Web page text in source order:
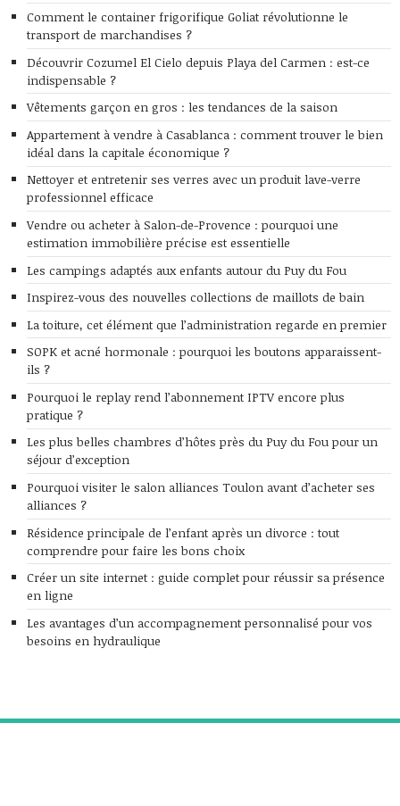
Comment le container frigorifique Goliat révolutionne le
transport de marchandises ?
Découvrir Cozumel El Cielo depuis Playa del Carmen : est-ce
indispensable ?
Vêtements garçon en gros : les tendances de la saison
Appartement à vendre à Casablanca : comment trouver le bien
idéal dans la capitale économique ?
Nettoyer et entretenir ses verres avec un produit lave-verre
professionnel efficace
Vendre ou acheter à Salon-de-Provence : pourquoi une
estimation immobilière précise est essentielle
Les campings adaptés aux enfants autour du Puy du Fou
Inspirez-vous des nouvelles collections de maillots de bain
La toiture, cet élément que l’administration regarde en premier
SOPK et acné hormonale : pourquoi les boutons apparaissent-
ils ?
Pourquoi le replay rend l’abonnement IPTV encore plus
pratique ?
Les plus belles chambres d’hôtes près du Puy du Fou pour un
séjour d’exception
Pourquoi visiter le salon alliances Toulon avant d’acheter ses
alliances ?
Résidence principale de l’enfant après un divorce : tout
comprendre pour faire les bons choix
Créer un site internet : guide complet pour réussir sa présence
en ligne
Les avantages d’un accompagnement personnalisé pour vos
besoins en hydraulique